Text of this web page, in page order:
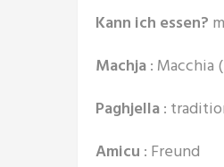
Kann ich essen?
Machja: Macchia
Paghjella:
Amicu : Freund